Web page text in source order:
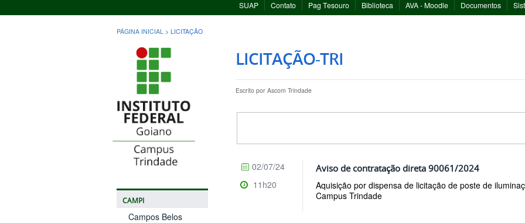
SUAP Contato Pag Tesouro Biblioteca AVA - Moodle Documentos
PÁGINA INICIAL > LICITAÇÃO
CAMPI
Campos Belos
LICITAÇÃO-TRI
Escrito por Ascom Trindade
Aviso de contratação direta 90061/2024
Aquisição por dispensa de licitação de poste de
Campus Trindade
02/07/24
11h20